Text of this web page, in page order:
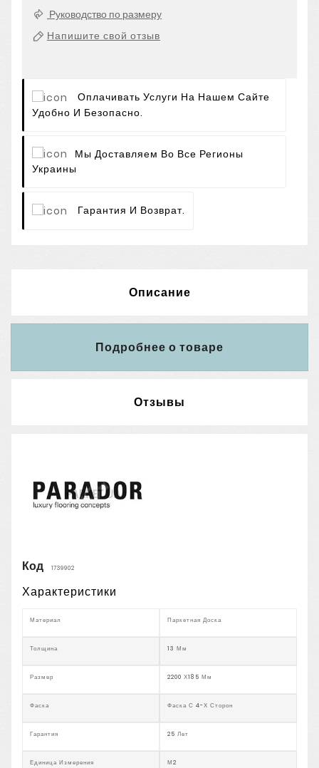
Руководство по размеру
Напишите свой отзыв
Оплачивать Услуги На Нашем Сайте
Удобно И Безопасно.
Мы Доставляем Во Все Регионы
Украины
Гарантия И Возврат.
Описание
Подробнее о товаре
Отзывы
Код 1739902
Характеристики
Материал Паркетная Доска
Толщина 13 Мм
Размер 2200 Х185 Мм
Фаска Фаска С 4-Х Сторон
Гарантия 25 Лет
Единица Измерения М2